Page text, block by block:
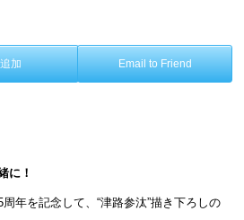
加 Email to Friend
に！
年を記念して、“津路参汰”描き下ろしの